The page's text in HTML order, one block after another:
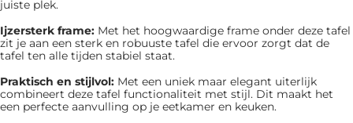
juiste plek.
Ijzersterk frame: Met het hoogwaardige frame onder deze tafel
zit je aan een sterk en robuuste tafel die ervoor zorgt dat de
tafel ten alle tijden stabiel staat.
Praktisch en stijlvol: Met een uniek maar elegant uiterlijk
combineert deze tafel functionaliteit met stijl. Dit maakt het
een perfecte aanvulling op je eetkamer en keuken.